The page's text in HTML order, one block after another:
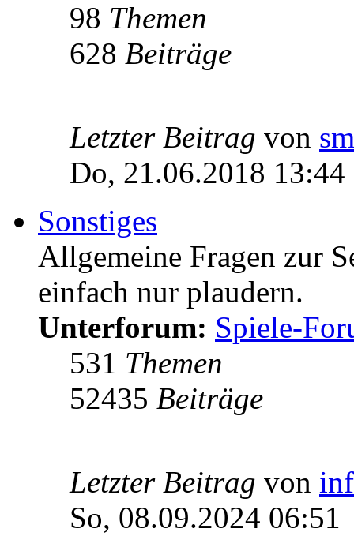
98 Themen
628 Beiträge
Letzter Beitrag von
Do, 21.06.2018 13:44
Sonstiges
Allgemeine Fragen zur
einfach nur plaudern.
Unterforum: Spiele-
531 Themen
52435 Beiträge
Letzter Beitrag von
So, 08.09.2024 06:51